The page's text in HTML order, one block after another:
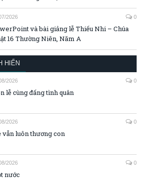
2026 0
và bài giảng lễ Thiếu Nhi – Chúa
16 Thường Niên, Năm A
HIẾN
2026 0
lễ cùng đấng tình quân
2026 0
vẫn luôn thương con
2026 0
nước